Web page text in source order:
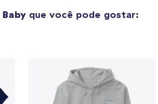
Babyque você pode gostar: